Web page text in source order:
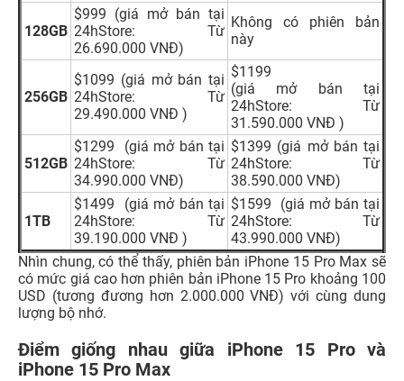
128GB
$999 (giá mở bán tại
24hStore: Từ
26.690.000 VNĐ)
Không có phiên bản
này
256GB
$1099 (giá mở bán tại
24hStore: Từ
29.490.000 VNĐ )
$1199
(giá mở bán tại
24hStore: Từ
31.590.000 VNĐ )
512GB
$1299 (giá mở bán tại
24hStore: Từ
34.990.000 VNĐ)
$1399 (giá mở bán tại
24hStore: Từ
38.590.000 VNĐ)
1TB
$1499 (giá mở bán tại
24hStore: Từ
39.190.000 VNĐ )
$1599 (giá mở bán tại
24hStore: Từ
43.990.000 VNĐ)
Nhìn chung, có thể thấy, phiên bản iPhone 15 Pro Max sẽ
có mức giá cao hơn phiên bản iPhone 15 Pro khoảng 100
USD (tương đương hơn 2.000.000 VNĐ) với cùng dung
lượng bộ nhớ.
Điểm giống nhau giữa iPhone 15 Pro và
iPhone 15 Pro Max